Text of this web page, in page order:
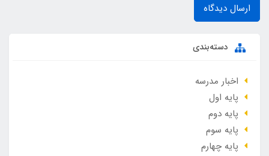
ارسال دیدگاه
دسته‌بندی
اخبار مدرسه
پایه اول
پایه دوم
پایه سوم
پایه چهارم